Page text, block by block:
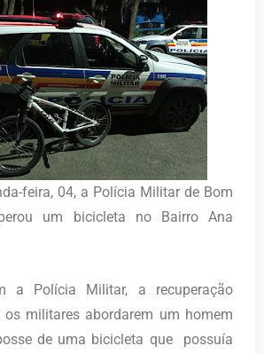
feira, 04, a Polícia Militar de Bom
um bicicleta no Bairro Ana
a Polícia Militar, a recuperação
os militares abordarem um homem
de uma bicicleta que possuía